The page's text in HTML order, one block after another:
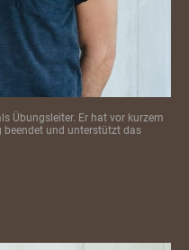
Übungsleiter. Er hat vor kurzem
beendet und unterstützt das